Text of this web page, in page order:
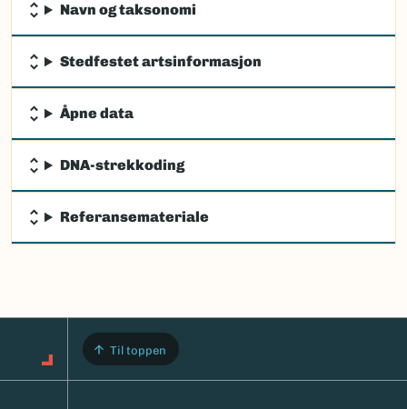
Navn og taksonomi
Stedfestet artsinformasjon
Åpne data
DNA-strekkoding
Referansemateriale
Til toppen